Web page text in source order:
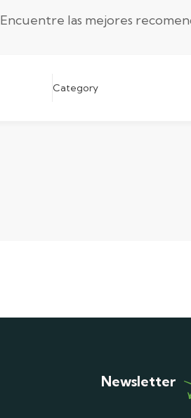
Encuentre las mejores
Category
Newsletter